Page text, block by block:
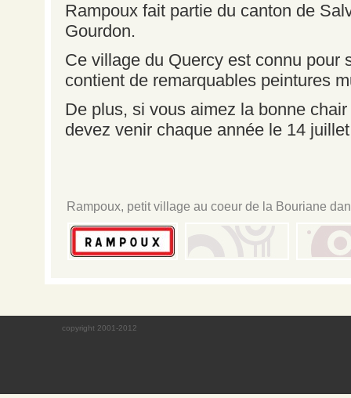
Rampoux fait partie du canton de
Gourdon.
Ce village du Quercy est connu pour
contient de remarquables peintures
De plus, si vous aimez la bonne
devez venir chaque année le 14
Rampoux, petit village au coeur de la Bouriane
copyright 2001-2012